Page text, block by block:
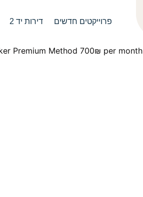
פרוייקטים חדשים דירות יד 2
Premium Method 700₪ per month